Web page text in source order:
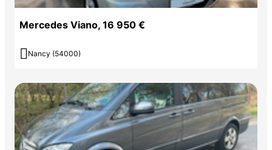
Mercedes Viano, 16 950 €
 Nancy (54000)